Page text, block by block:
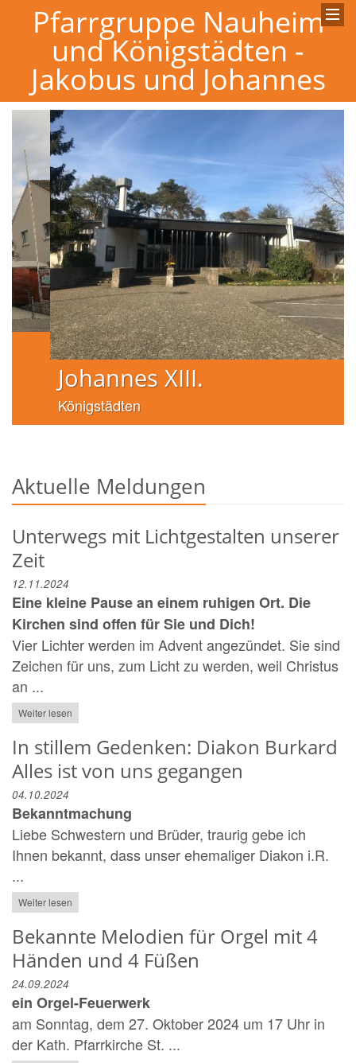
Pfarrgruppe Nauheim
und Königstädten -
Jakobus und Johannes
Johannes XIII.
Königstädten
Aktuelle Meldungen
Unterwegs mit Lichtgestalten unserer
Zeit
12.11.2024
Eine kleine Pause an einem ruhigen Ort. Die
Kirchen sind offen für Sie und Dich!
Vier Lichter werden im Advent angezündet. Sie sind
Zeichen für uns, zum Licht zu werden, weil Christus
an ...
Weiter lesen
In stillem Gedenken: Diakon Burkard
Alles ist von uns gegangen
04.10.2024
Bekanntmachung
Liebe Schwestern und Brüder, traurig gebe ich
Ihnen bekannt, dass unser ehemaliger Diakon i.R.
...
Weiter lesen
Bekannte Melodien für Orgel mit 4
Händen und 4 Füßen
24.09.2024
ein Orgel-Feuerwerk
am Sonntag, dem 27. Oktober 2024 um 17 Uhr in
der Kath. Pfarrkirche St. ...